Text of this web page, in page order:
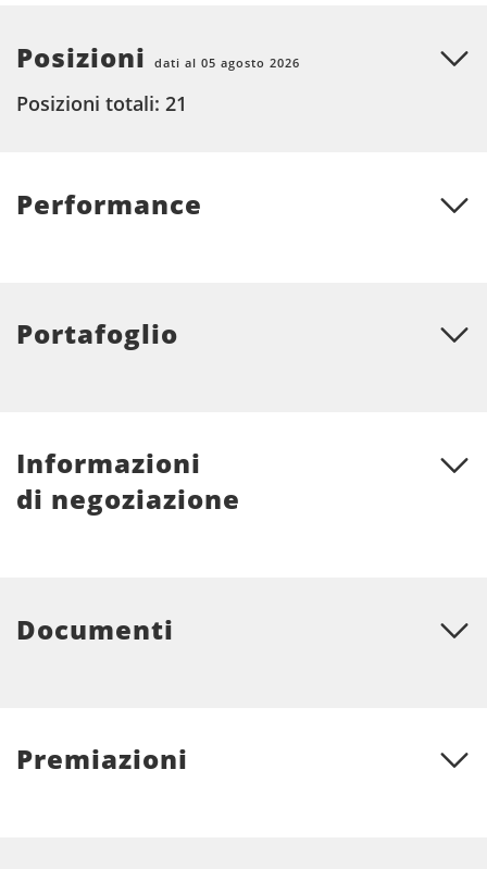
Posizioni dati al 05 agosto 2026
Posizioni totali: 21
Performance
Portafoglio
Informazioni
di negoziazione
Documenti
Premiazioni